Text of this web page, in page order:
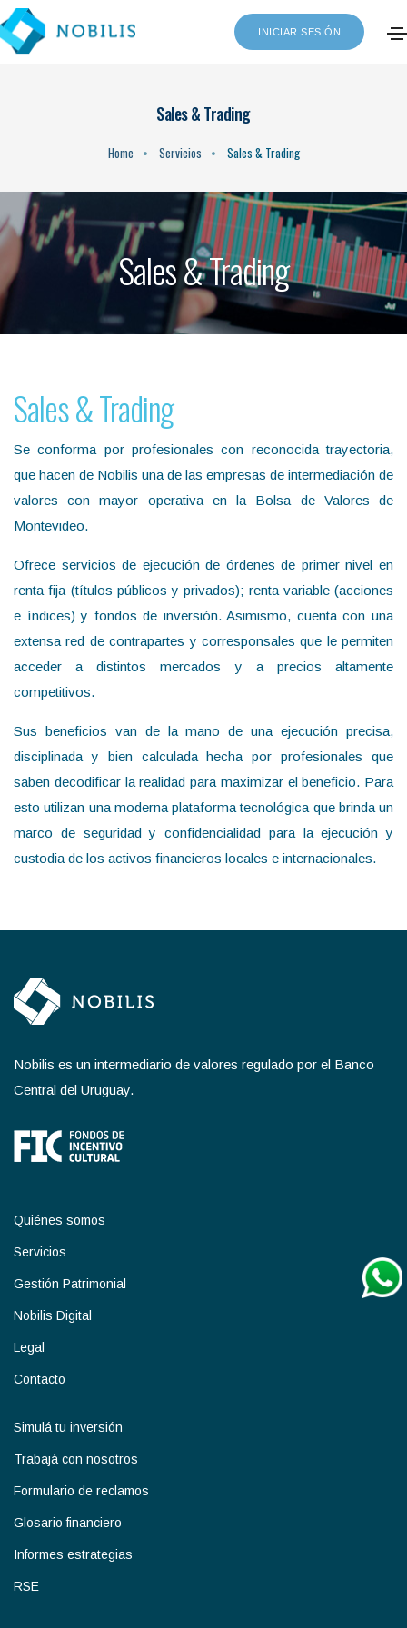
INICIAR SESIÓN
Sales & Trading
Home Servicios Sales & Trading
Sales & Trading
Sales & Trading
Se conforma por profesionales con reconocida trayectoria,
que hacen de Nobilis una de las empresas de intermediación de
valores con mayor operativa en la Bolsa de Valores de
Montevideo.
Ofrece servicios de ejecución de órdenes de primer nivel en
renta fija (títulos públicos y privados); renta variable (acciones
e índices) y fondos de inversión. Asimismo, cuenta con una
extensa red de contrapartes y corresponsales que le permiten
acceder a distintos mercados y a precios altamente
competitivos.
Sus beneficios van de la mano de una ejecución precisa,
disciplinada y bien calculada hecha por profesionales que
saben decodificar la realidad para maximizar el beneficio. Para
esto utilizan una moderna plataforma tecnológica que brinda un
marco de seguridad y confidencialidad para la ejecución y
custodia de los activos financieros locales e internacionales.
Nobilis es un intermediario de valores regulado por el Banco
Central del Uruguay.
Quiénes somos
Servicios
Gestión Patrimonial
Nobilis Digital
Legal
Contacto
Simulá tu inversión
Trabajá con nosotros
Formulario de reclamos
Glosario financiero
Informes estrategias
RSE